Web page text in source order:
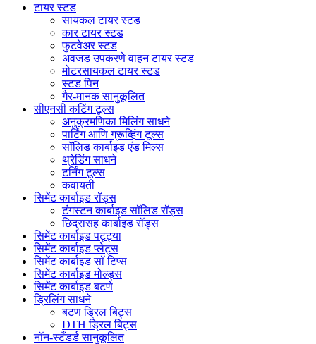
टायर स्टड
सायकल टायर स्टड
कार टायर स्टड
फुटवेअर स्टड
अवजड उपकरणे वाहन टायर स्टड
मोटरसायकल टायर स्टड
स्टड पिन
गैर-मानक सानुकूलित
सीएनसी कटिंग टूल्स
अनुक्रमणिका मिलिंग साधने
पार्टिंग आणि ग्रूव्हिंग टूल्स
सॉलिड कार्बाइड एंड मिल्स
थ्रेडिंग साधने
टर्निंग टूल्स
कवायती
सिमेंट कार्बाइड रॉड्स
टंगस्टन कार्बाइड सॉलिड रॉड्स
छिद्रासह कार्बाइड रॉड्स
सिमेंट कार्बाइड पट्ट्या
सिमेंट कार्बाइड प्लेट्स
सिमेंट कार्बाइड सॉ टिप्स
सिमेंट कार्बाइड मोल्ड्स
सिमेंट कार्बाइड बटणे
ड्रिलिंग साधने
बटण ड्रिल बिट्स
DTH ड्रिल बिट्स
नॉन-स्टँडर्ड सानुकूलित